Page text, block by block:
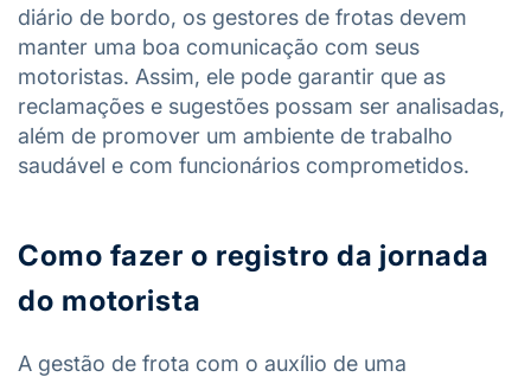
diário de bordo, os gestores de frotas devem
manter uma boa comunicação com seus
motoristas. Assim, ele pode garantir que as
reclamações e sugestões possam ser analisadas,
além de promover um ambiente de trabalho
saudável e com funcionários comprometidos.
Como fazer o registro da jornada
do motorista
A gestão de frota com o auxílio de uma